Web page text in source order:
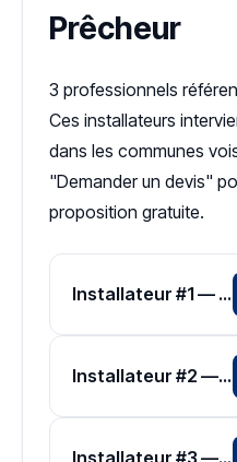
Prêcheur
3 professionnels
Ces installateurs
dans les communes
"Demander un devis"
proposition gratuite.
Installateur #1 — Zone Martinique
Installateur #2 — Zone Martinique